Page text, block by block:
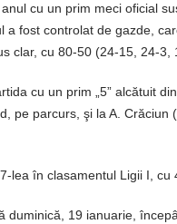
cu un prim meci oficial
fost controlat de gazde,
clar, cu 80-50 (24-15, 24-3,
cu un prim „5” alcătuit
pe parcurs, şi la A. Crăciun
lea în clasamentul Ligii I, cu
19 ianuarie,